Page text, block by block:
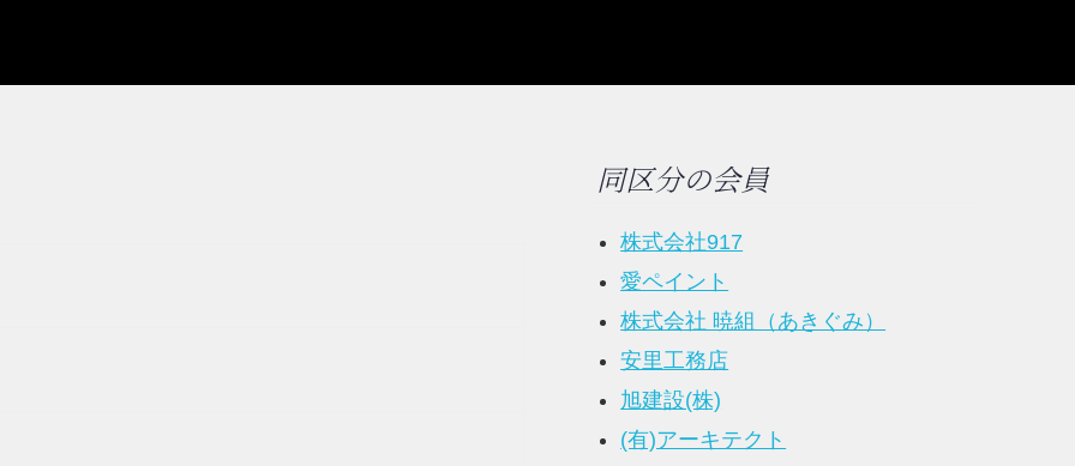
同区分の会員
株式会社917
愛ペイント
株式会社 暁組（あきぐみ）
安里工務店
旭建設(株)
(有)アーキテクト